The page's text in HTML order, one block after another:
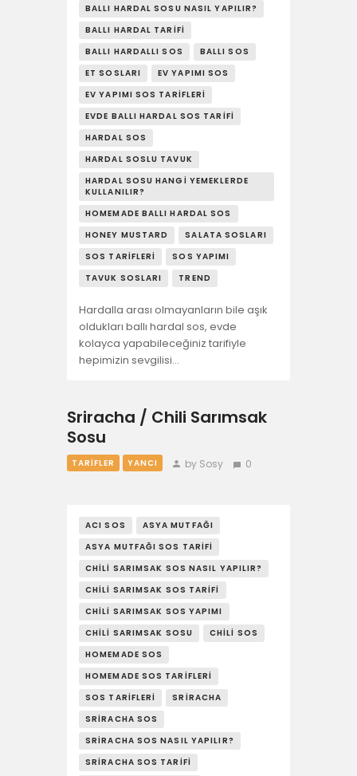
BALLI HARDAL SOSU NASIL YAPILIR?
BALLI HARDAL TARIFI
BALLI HARDALLI SOS
BALLI SOS
ET SOSLARI
EV YAPIMI SOS
EV YAPIMI SOS TARIFLERI
EVDE BALLI HARDAL SOS TARIFI
HARDAL SOS
HARDAL SOSLU TAVUK
HARDAL SOSU HANGI YEMEKLERDE
KULLANILIR?
HOMEMADE BALLI HARDAL SOS
HONEY MUSTARD
SALATA SOSLARI
SOS TARIFLERI
SOS YAPIMI
TAVUK SOSLARI
TREND
Hardalla arası olmayanların bile aşık
oldukları ballı hardal sos, evde
kolayca yapabileceğiniz tarifiyle
hepimizin sevgilisi…
Sriracha / Chili Sarımsak
Sosu
TARIFLER YANCI by Sosy 0
ACI SOS
ASYA MUTFAĞI
ASYA MUTFAĞI SOS TARIFI
CHILI SARIMSAK SOS NASIL YAPILIR?
CHILI SARIMSAK SOS TARIFI
CHILI SARIMSAK SOS YAPIMI
CHILI SARIMSAK SOSU
CHILI SOS
HOMEMADE SOS
HOMEMADE SOS TARIFLERI
SOS TARIFLERI
SRIRACHA
SRIRACHA SOS
SRIRACHA SOS NASIL YAPILIR?
SRIRACHA SOS TARIFI